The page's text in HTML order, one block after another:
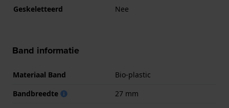
Geskeletteerd
Nee
Band informatie
Materiaal Band
Bio-plastic
Bandbreedte
27 mm